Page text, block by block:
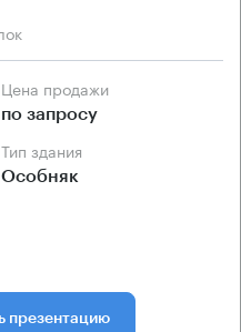
Цена продажи
по запросу
Тип здания
Особняк
презентацию